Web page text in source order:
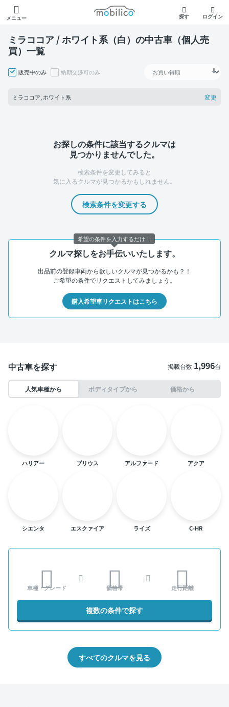
メニュー
モビリコ
探す ログイン
ミラココア / ホワイト系（白）の中古車（個人売
買）一覧
販売中のみ 納期交渉可のみ
ミラココア, ホワイト系 変更
お探しの条件に該当するクルマは
見つかりませんでした。
検索条件を変更してみると
気に入るクルマが見つかるかもしれません。
検索条件を変更する
クルマ探しをお手伝いいたします。
出品前の登録車両から欲しいクルマが見つかるかも？！
ご希望の条件でリクエストしてみましょう。
購入希望車リクエストはこちら
中古車を探す 掲載台数 1,996台
人気車種から ボディタイプから 価格から
ハリアー プリウス アルファード アクア
シエンタ エスクァイア ライズ C-HR
車種・グレード 価格帯 走行距離
複数の条件で探す
すべてのクルマを見る
希望の条件を入力するだけ！